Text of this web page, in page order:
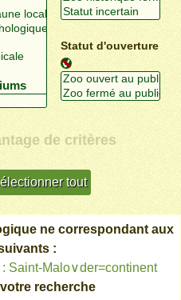
Statut d'ouverture
de critères
ne correspondant aux
:
Saint-Malo∨der=continent
recherche